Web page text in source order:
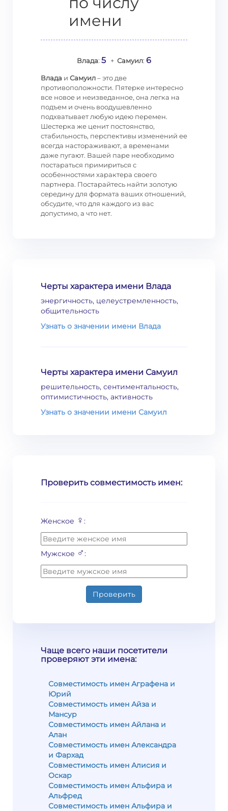
имени
Влада: 5 + Самуил: 6
Влада и Самуил– это две
противоположности. Пятерке интересно
все новое и неизведанное, она легка на
подъем и очень воодушевленно
подхватывает любую идею перемен.
Шестерка же ценит постоянство,
стабильность, перспективы изменений ее
всегда настораживают, а временами
даже пугают. Вашей паре необходимо
постараться примириться с
особенностями характера своего
партнера. Постарайтесь найти золотую
середину для формата ваших отношений,
обсудите, что для каждого из вас
допустимо, а что нет.
Черты характера имени Влада
энергичность, целеустремленность,
общительность
Узнать о значении имени Влада
Черты характера имени Самуил
решительность, сентиментальность,
оптимистичность, активность
Узнать о значении имени Самуил
Проверить совместимость имен:
Женское ♀ :
Мужское ♂:
Проверить
Чаще всего наши посетители
проверяют эти имена:
Совместимость имен Аграфена и
Юрий
Совместимость имен Айза и
Мансур
Совместимость имен Айлана и
Алан
Совместимость имен Александра
и Фархад
Совместимость имен Алисия и
Оскар
Совместимость имен Альфира и
Альфред
Совместимость имен Альфира и